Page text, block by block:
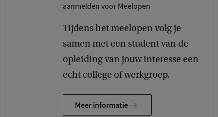
aanmelden voor Meelopen
Tijdens het meelopen volg je
samen met een student van de
opleiding van jouw interesse een
echt college of werkgroep.
Meer informatie